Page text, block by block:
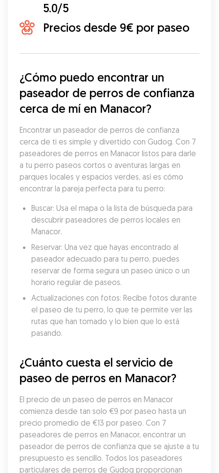
5.0/5
Precios desde 9€ por paseo
¿Cómo puedo encontrar un
paseador de perros de confianza
cerca de mí en Manacor?
Encontrar un paseador de perros de confianza
cerca de ti es simple y divertido con Gudog. Con 7
paseadores de perros en Manacor listos para darle
a tu perro paseos cortos o aventuras largas en
parques locales y espacios verdes, así es cómo
encontrar la pareja perfecta para tu perro:
Buscar: Usa el mapa o la lista de búsqueda para
descubrir paseadores de perros locales en
Manacor.
Reservar: Una vez que hayas encontrado al
paseador adecuado para tu perro, puedes
reservar de forma segura un paseo único o un
horario regular de paseos.
Actualizaciones con fotos: Recibe fotos durante
el paseo de tu perro, lo que te permite ver las
rutas que han tomado y lo bien que lo está
pasando.
¿Cuánto cuesta el servicio de
paseo de perros en Manacor?
El precio de un paseo de perros en Manacor
comienza desde tan solo €9 por paseo hasta un
precio promedio de €13 por paseo. Con 7
paseadores de perros en Manacor, encontrar un
paseador de perros de confianza que se ajuste a tu
presupuesto es sencillo. Todos los paseadores
particulares de perros de Gudog proporcionan